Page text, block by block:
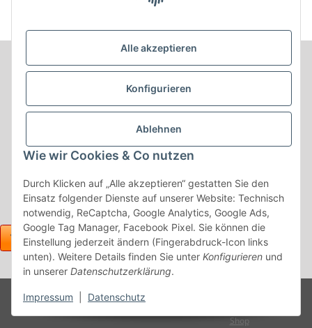
Alle akzeptieren
Konfigurieren
Ablehnen
Wie wir Cookies & Co nutzen
Durch Klicken auf „Alle akzeptieren“ gestatten Sie den
Einsatz folgender Dienste auf unserer Website: Technisch
notwendig, ReCaptcha, Google Analytics, Google Ads,
Google Tag Manager, Facebook Pixel. Sie können die
Einstellung jederzeit ändern (Fingerabdruck-Icon links
unten). Weitere Details finden Sie unter Konfigurieren und
in unserer Datenschutzerklärung.
Impressum Datenschutz
Informationen
Produkt Informationen
Shop Informationen
Gesetzliche Informationen
* Alle Preise inkl. gesetzlicher USt., zzgl.
Shop